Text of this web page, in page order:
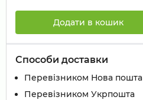
Додати в кошик
Способи доставки
Перевізником Нова пошта
Перевізником Укрпошта